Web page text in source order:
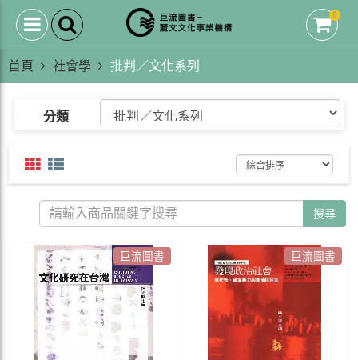
0
首頁 社會學 批判／文化系列
分類
搜尋
巨流圖書 巨流圖書